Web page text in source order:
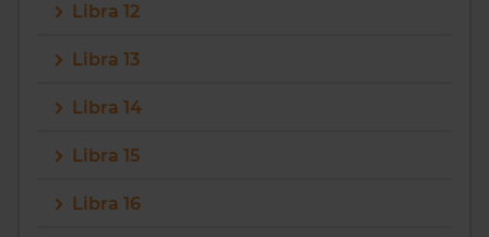
Maandag t/m vrijdag - 08:00 -18:00
Libra 12
Libra 13
Libra 14
Libra 15
Libra 16